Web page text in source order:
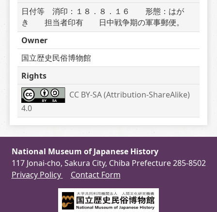
日付等　消印：１８．８．１６　　形態：はが
き　　担当者印有　　日中戦争期の軍事郵便。
Owner
国立歴史民俗博物館
Rights
CC BY-SA (Attribution-ShareAlike)
4.0
National Museum of Japanese History
117 Jonai-cho, Sakura City, Chiba Prefecture 285-8502
Privacy Policy
Contact Form